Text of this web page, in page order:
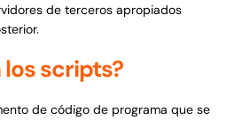
de terceros apropiados
los scripts?
de código de programa que se